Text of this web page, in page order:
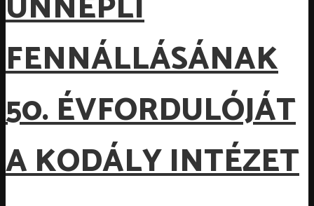
FENNÁLLÁSÁNAK
50. ÉVFORDULÓJÁT
A KODÁLY INTÉZET